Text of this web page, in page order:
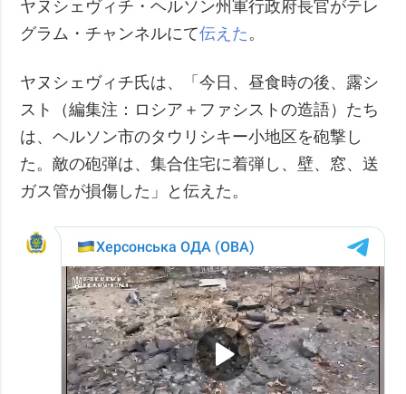
動画
ヤヌシェヴィチ・ヘルソン州軍行政府長官がテレ
グラム・チャンネルにて伝えた 。
ヤヌシェヴィチ氏は、「今日、昼食時の後、露シ
スト（編集注：ロシア＋ファシストの造語）たち
は、ヘルソン市のタウリシキー小地区を砲撃し
た。敵の砲弾は、集合住宅に着弾し、壁、窓、送
ガス管が損傷した」と伝えた。